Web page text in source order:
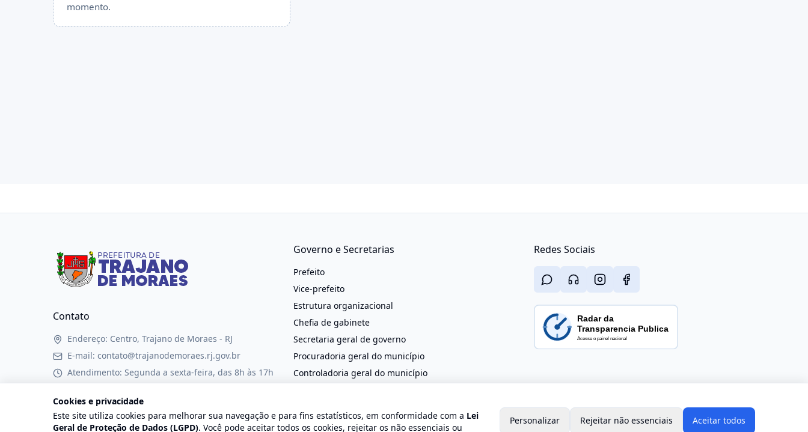
momento.
Contato
Endereço: Centro, Trajano de Moraes - RJ
E-mail: contato@trajanodemoraes.rj.gov.br
Atendimento: Segunda a sexta-feira, das 8h às 17h
Governo e Secretarias
Prefeito
Vice-prefeito
Estrutura organizacional
Chefia de gabinete
Secretaria geral de governo
Procuradoria geral do município
Controladoria geral do município
Secretaria municipal de agricultura
Redes Sociais
Cookies e privacidade
Este site utiliza cookies para melhorar sua navegação e para fins estatísticos, em conformidade com a Lei
Geral de Proteção de Dados (LGPD). Você pode aceitar todos os cookies, rejeitar os não essenciais ou
Personalizar Rejeitar não essenciais Aceitar todos